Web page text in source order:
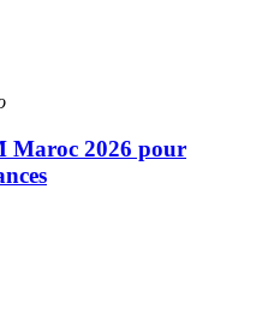
Maroc 2026 pour